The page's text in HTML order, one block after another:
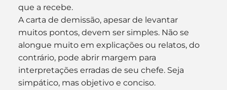
que a recebe.
A carta de demissão, apesar de levantar
muitos pontos, devem ser simples. Não se
alongue muito em explicações ou relatos, do
contrário, pode abrir margem para
interpretações erradas de seu chefe. Seja
simpático, mas objetivo e conciso.